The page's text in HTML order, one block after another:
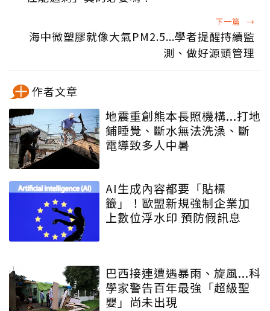
下一篇 →
海中微塑膠就像大氣PM2.5...學者提醒持續監
測、做好源頭管理
作者文章
地震重創熊本長照機構...打地
鋪睡覺、斷水無法洗澡、斷
電導致多人中暑
AI生成內容都要「貼標
籤」！歐盟新規強制企業加
上數位浮水印 預防假訊息
巴西接連遭遇暴雨、旋風...科
學家警告百年最強「超級聖
嬰」尚未出現